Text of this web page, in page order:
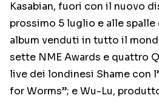
Kasabian, fuori con il nuovo
prossimo 5 luglio e alle
album venduti in tutto il
sette NME Awards e quattro
live dei londinesi Shame con
for Worms”; e Wu-Lu,